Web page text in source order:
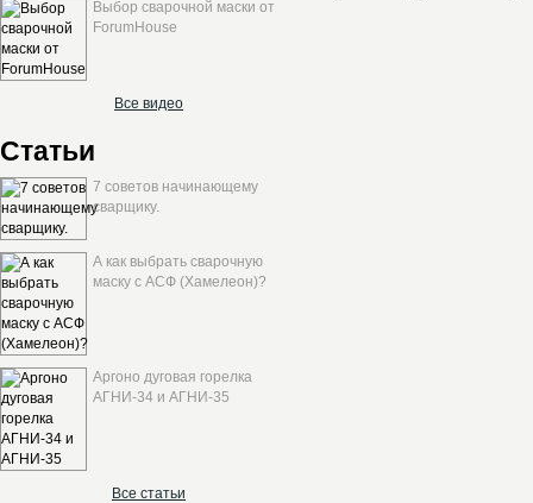
Выбор сварочной маски от
ForumHouse
Все видео
Статьи
7 советов начинающему
сварщику.
А как выбрать сварочную
маску с АСФ (Хамелеон)?
Аргоно дуговая горелка
АГНИ-34 и АГНИ-35
Все статьи